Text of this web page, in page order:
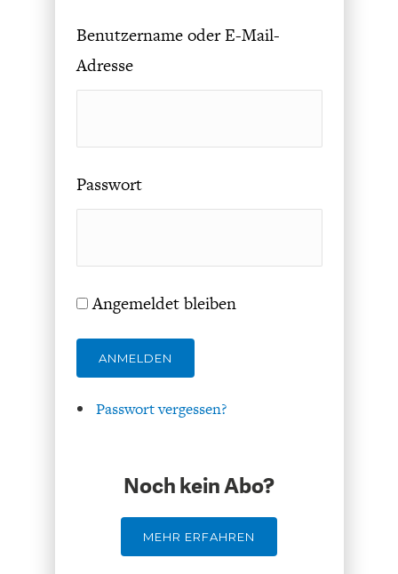
GLOBALISIERUNG
Benutzername oder E-Mail-
Adresse
Passwort
Angemeldet bleiben
ANMELDEN
Passwort vergessen?
Noch kein Abo?
MEHR ERFAHREN